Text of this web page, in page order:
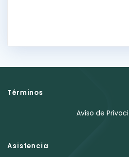
Términos
Aviso de
Asistencia